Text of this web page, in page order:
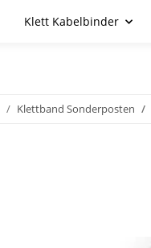
Klett Kabelbinder
Klettband Sonderposten